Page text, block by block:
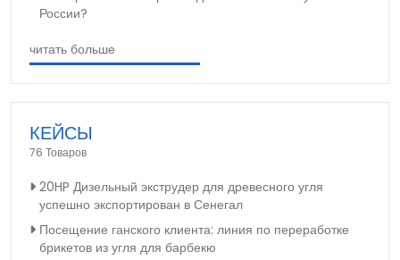
России?
читать больше
КЕЙСЫ
76 Товаров
20HP Дизельный экструдер для древесного угля
успешно экспортирован в Сенегал
Посещение ганского клиента: линия по переработке
брикетов из угля для барбекю